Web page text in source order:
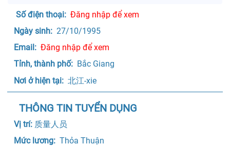
Số điện thoại: Đăng nhập để xem
Ngày sinh: 27/10/1995
Email: Đăng nhập để xem
Tỉnh, thành phố: Bắc Giang
Nơi ở hiện tại: 北江-xie
THÔNG TIN TUYỂN DỤNG
Vị trí: 质量人员
Mức lương: Thỏa Thuận